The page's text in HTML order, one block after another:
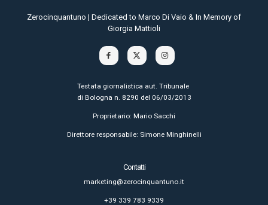
Zerocinquantuno | Dedicated to Marco Di Vaio & In Memory of
Giorgia Mattioli
Testata giornalistica aut. Tribunale
di Bologna n. 8290 del 06/03/2013
Proprietario: Mario Sacchi
Direttore responsabile: Simone Minghinelli
Contatti
marketing@zerocinquantuno.it
+39 339 783 9339